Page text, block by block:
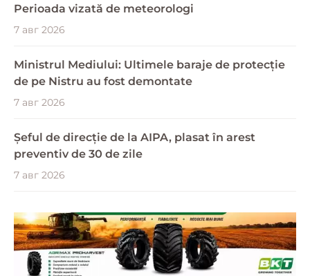
Perioada vizată de meteorologi
7 авг 2026
Ministrul Mediului: Ultimele baraje de protecție
de pe Nistru au fost demontate
7 авг 2026
Șeful de direcție de la AIPA, plasat în arest
preventiv de 30 de zile
7 авг 2026